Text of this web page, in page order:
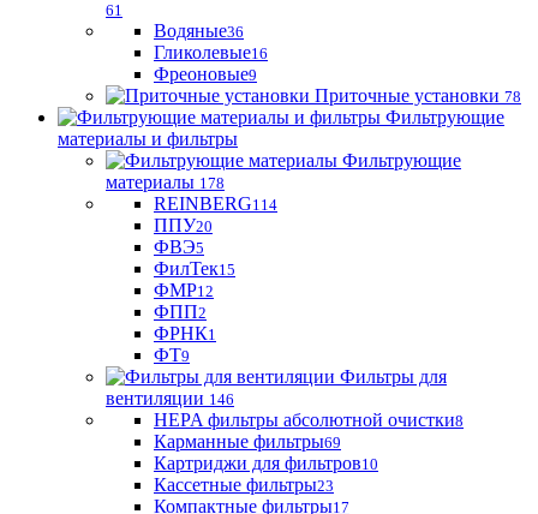
61
Водяные36
Гликолевые16
Фреоновые9
Приточные установки 78
Фильтрующие
материалы и фильтры
Фильтрующие
материaлы 178
REINBERG114
ППУ20
ФВЭ5
ФилТек15
ФМР12
ФПП2
ФРНК1
ФТ9
Фильтры для
вентиляции 146
HEPA фильтры абсолютной очистки8
Карманные фильтры69
Картриджи для фильтров10
Кассетные фильтры23
Компактные фильтры17